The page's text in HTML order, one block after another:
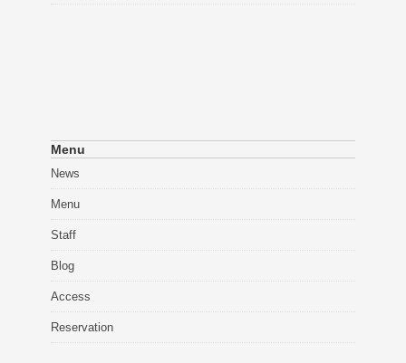
Menu
News
Menu
Staff
Blog
Access
Reservation